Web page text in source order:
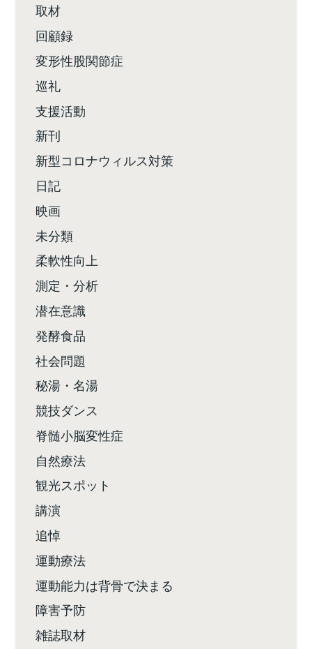
取材
回顧録
変形性股関節症
巡礼
支援活動
新刊
新型コロナウィルス対策
日記
映画
未分類
柔軟性向上
測定・分析
潜在意識
発酵食品
社会問題
秘湯・名湯
競技ダンス
脊髄小脳変性症
自然療法
観光スポット
講演
追悼
運動療法
運動能力は背骨で決まる
障害予防
雑誌取材